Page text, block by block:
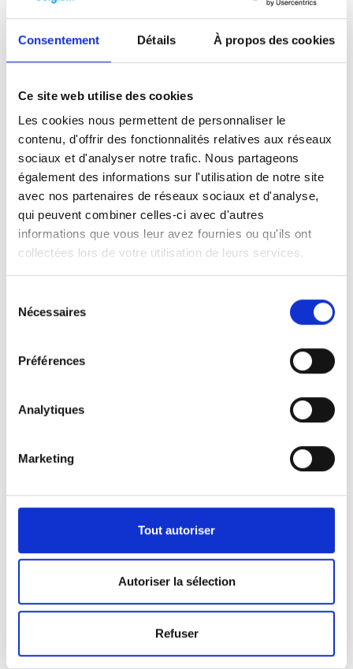
Consentement Détails À propos des cookies
Ce site web utilise des cookies
Les cookies nous permettent de personnaliser le
contenu, d'offrir des fonctionnalités relatives aux réseaux
sociaux et d'analyser notre trafic. Nous partageons
également des informations sur l'utilisation de notre site
avec nos partenaires de réseaux sociaux et d'analyse,
qui peuvent combiner celles-ci avec d'autres
informations que vous leur avez fournies ou qu'ils ont
collectées lors de votre utilisation de leurs services.
Nécessaires
Préférences
Analytiques
Marketing
Tout autoriser
Autoriser la sélection
Refuser
faible. Mais des communes comme
Laethem-Saint-Martin, Schilde et Lasne
obtiennent de bons scores, notamment
consultants et d’entrepreneurs. À Kontich, la
présence du groupe informatique De Cronos
Groep, qui regroupe des dizaines
d’entreprises, joue également un rôle. La
capitale, Bruxelles, compte aussi un nombre
particulièrement élevé de domaines .be par
habitant grâce à la présence d’entreprises,
d’organisations et d’acteurs internationaux.
C’est également le cas de villes telles que
Louvain, Hasselt, Courtrai et Roulers. Un autre
élément frappant réside dans la présence de